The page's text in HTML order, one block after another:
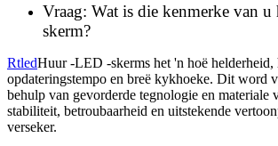
Vraag: Wat is die kenmerke van
skerm?
RtledHuur -LED -skerms het 'n hoë helderheid,
opdateringstempo en breë kykhoeke. Dit word
behulp van gevorderde tegnologie en materiale
stabiliteit, betroubaarheid en uitstekende
verseker.